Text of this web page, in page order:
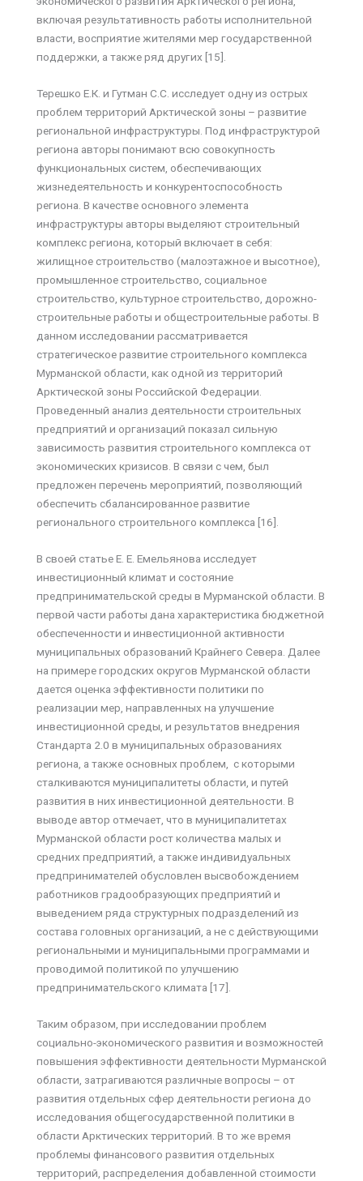
включая результативность работы исполнительной
власти, восприятие жителями мер государственной
поддержки, а также ряд других [15].
Терешко Е.К. и Гутман С.С. исследует одну из острых
проблем территорий Арктической зоны – развитие
региональной инфраструктуры. Под инфраструктурой
региона авторы понимают всю совокупность
функциональных систем, обеспечивающих
жизнедеятельность и конкурентоспособность
региона. В качестве основного элемента
инфраструктуры авторы выделяют строительный
комплекс региона, который включает в себя:
жилищное строительство (малоэтажное и высотное),
промышленное строительство, социальное
строительство, культурное строительство, дорожно-
строительные работы и общестроительные работы. В
данном исследовании рассматривается
стратегическое развитие строительного комплекса
Мурманской области, как одной из территорий
Арктической зоны Российской Федерации.
Проведенный анализ деятельности строительных
предприятий и организаций показал сильную
зависимость развития строительного комплекса от
экономических кризисов. В связи с чем, был
предложен перечень мероприятий, позволяющий
обеспечить сбалансированное развитие
регионального строительного комплекса [16].
В своей статье Е. Е. Емельянова исследует
инвестиционный климат и состояние
предпринимательской среды в Мурманской области. В
первой части работы дана характеристика бюджетной
обеспеченности и инвестиционной активности
муниципальных образований Крайнего Севера. Далее
на примере городских округов Мурманской области
дается оценка эффективности политики по
реализации мер, направленных на улучшение
инвестиционной среды, и результатов внедрения
Стандарта 2.0 в муниципальных образованиях
региона, а также основных проблем, с которыми
сталкиваются муниципалитеты области, и путей
развития в них инвестиционной деятельности. В
выводе автор отмечает, что в муниципалитетах
Мурманской области рост количества малых и
средних предприятий, а также индивидуальных
предпринимателей обусловлен высвобождением
работников градообразующих предприятий и
выведением ряда структурных подразделений из
состава головных организаций, а не с действующими
региональными и муниципальными программами и
проводимой политикой по улучшению
предпринимательского климата [17].
Таким образом, при исследовании проблем
социально-экономического развития и возможностей
повышения эффективности деятельности Мурманской
области, затрагиваются различные вопросы – от
развития отдельных сфер деятельности региона до
исследования общегосударственной политики в
области Арктических территорий. В то же время
проблемы финансового развития отдельных
территорий, распределения добавленной стоимости